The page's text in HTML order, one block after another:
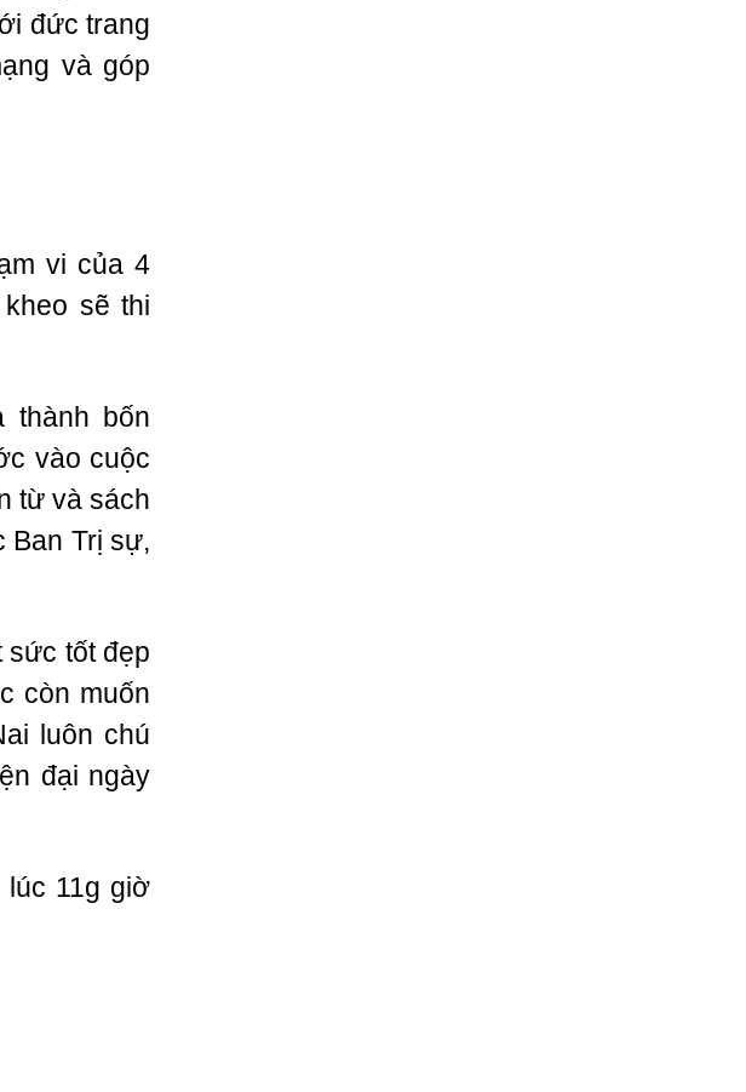
đức trang
và góp
vi của 4
sẽ thi
thành bốn
vào cuộc
từ và sách
Ban Trị sự,
sức tốt đẹp
còn muốn
luôn chú
đại ngày
lúc 11g giờ